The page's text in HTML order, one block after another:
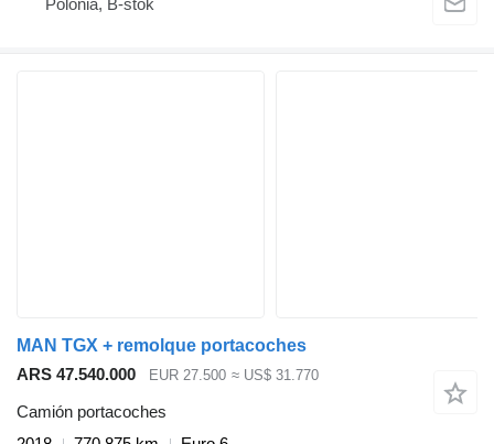
Polonia, B-stok
MAN TGX + remolque portacoches
ARS 47.540.000
EUR 27.500 ≈ US$ 31.770
Camión portacoches